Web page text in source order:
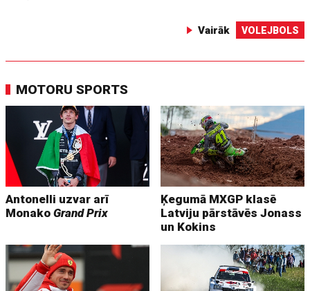
Vairāk VOLEJBOLS
MOTORU SPORTS
Antonelli uzvar arī
MonakoGrand Prix
Ķegumā MXGP klasē
Latviju pārstāvēs Jonass
un Kokins